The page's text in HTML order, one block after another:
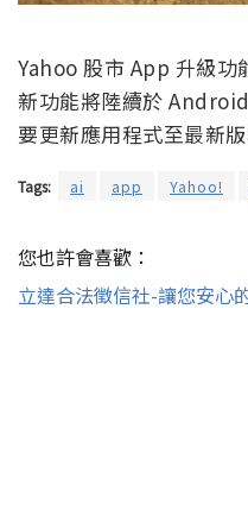
Yahoo 股市 App 升級功
新功能將陸續於
要更新應用程式至最新
Tags: ai app Yahoo!
您也許會喜歡：
立達合法徵信社-讓您安心